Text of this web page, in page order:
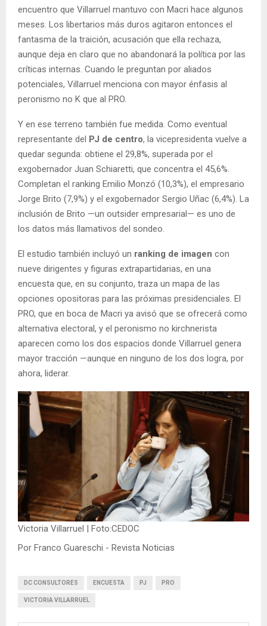
encuentro que Villarruel mantuvo con Macri hace algunos
meses. Los libertarios más duros agitaron entonces el
fantasma de la traición, acusación que ella rechaza,
aunque deja en claro que no abandonará la política por las
críticas internas. Cuando le preguntan por aliados
potenciales, Villarruel menciona con mayor énfasis al
peronismo no K que al PRO.
Y en ese terreno también fue medida. Como eventual
representante del PJ de centro, la vicepresidenta vuelve a
quedar segunda: obtiene el 29,8%, superada por el
exgobernador Juan Schiaretti, que concentra el 45,6%.
Completan el ranking Emilio Monzó (10,3%), el empresario
Jorge Brito (7,9%) y el exgobernador Sergio Uñac (6,4%). La
inclusión de Brito —un outsider empresarial— es uno de
los datos más llamativos del sondeo.
El estudio también incluyó un ranking de imagen con
nueve dirigentes y figuras extrapartidarias, en una
encuesta que, en su conjunto, traza un mapa de las
opciones opositoras para las próximas presidenciales. El
PRO, que en boca de Macri ya avisó que se ofrecerá como
alternativa electoral, y el peronismo no kirchnerista
aparecen como los dos espacios donde Villarruel genera
mayor tracción —aunque en ninguno de los dos logra, por
ahora, liderar.
Victoria Villarruel | Foto:CEDOC
Por Franco Guareschi - Revista Noticias
DC CONSULTORES ENCUESTA PJ PRO
VICTORIA VILLARRUEL